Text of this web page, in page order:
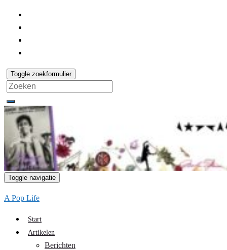
Toggle zoekformulier
Search
for:
Toggle navigatie
A Pop Life
Start
Artikelen
Berichten